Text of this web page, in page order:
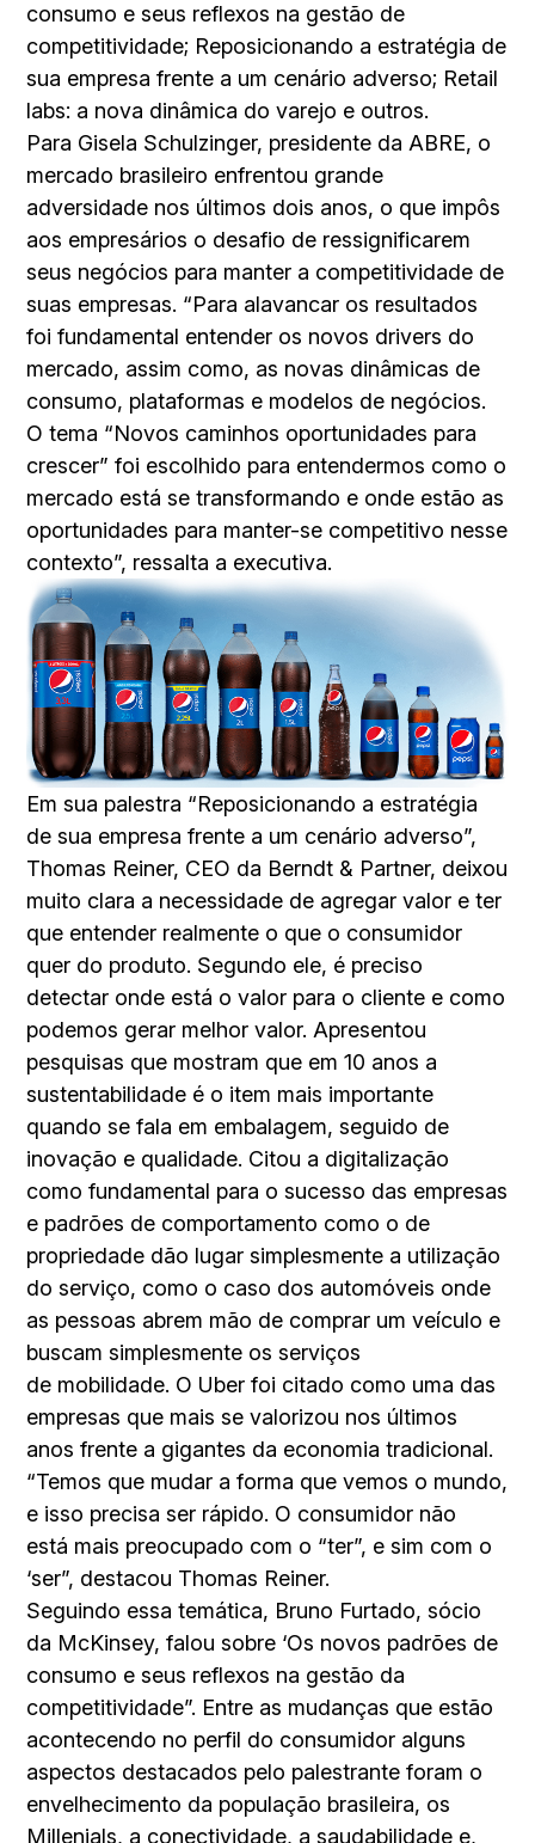
consumo e seus reflexos na gestão de
competitividade; Reposicionando a estratégia de
sua empresa frente a um cenário adverso; Retail
labs: a nova dinâmica do varejo e outros.
Para Gisela Schulzinger, presidente da ABRE, o
mercado brasileiro enfrentou grande
adversidade nos últimos dois anos, o que impôs
aos empresários o desafio de ressignificarem
seus negócios para manter a competitividade de
suas empresas. “Para alavancar os resultados
foi fundamental entender os novos drivers do
mercado, assim como, as novas dinâmicas de
consumo, plataformas e modelos de negócios.
O tema “Novos caminhos oportunidades para
crescer” foi escolhido para entendermos como o
mercado está se transformando e onde estão as
oportunidades para manter-se competitivo nesse
contexto”, ressalta a executiva.
Em sua palestra “Reposicionando a estratégia
de sua empresa frente a um cenário adverso”,
Thomas Reiner, CEO da Berndt & Partner, deixou
muito clara a necessidade de agregar valor e ter
que entender realmente o que o consumidor
quer do produto. Segundo ele, é preciso
detectar onde está o valor para o cliente e como
podemos gerar melhor valor. Apresentou
pesquisas que mostram que em 10 anos a
sustentabilidade é o item mais importante
quando se fala em embalagem, seguido de
inovação e qualidade. Citou a digitalização
como fundamental para o sucesso das empresas
e padrões de comportamento como o de
propriedade dão lugar simplesmente a utilização
do serviço, como o caso dos automóveis onde
as pessoas abrem mão de comprar um veículo e
buscam simplesmente os serviços
de mobilidade. O Uber foi citado como uma das
empresas que mais se valorizou nos últimos
anos frente a gigantes da economia tradicional.
“Temos que mudar a forma que vemos o mundo,
e isso precisa ser rápido. O consumidor não
está mais preocupado com o “ter”, e sim com o
‘ser”, destacou Thomas Reiner.
Seguindo essa temática, Bruno Furtado, sócio
da McKinsey, falou sobre ‘Os novos padrões de
consumo e seus reflexos na gestão da
competitividade”. Entre as mudanças que estão
acontecendo no perfil do consumidor alguns
aspectos destacados pelo palestrante foram o
envelhecimento da população brasileira, os
Millenials, a conectividade, a saudabilidade e,